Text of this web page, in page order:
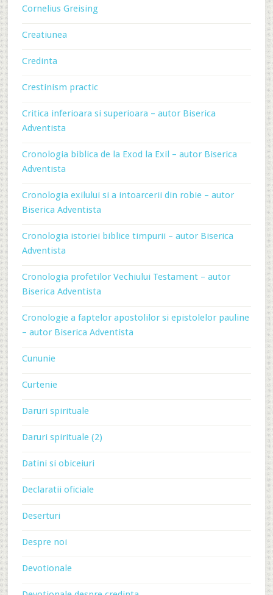
Cornelius Greising
Creatiunea
Credinta
Crestinism practic
Critica inferioara si superioara – autor Biserica
Adventista
Cronologia biblica de la Exod la Exil – autor Biserica
Adventista
Cronologia exilului si a intoarcerii din robie – autor
Biserica Adventista
Cronologia istoriei biblice timpurii – autor Biserica
Adventista
Cronologia profetilor Vechiului Testament – autor
Biserica Adventista
Cronologie a faptelor apostolilor si epistolelor pauline
– autor Biserica Adventista
Cununie
Curtenie
Daruri spirituale
Daruri spirituale (2)
Datini si obiceiuri
Declaratii oficiale
Deserturi
Despre noi
Devotionale